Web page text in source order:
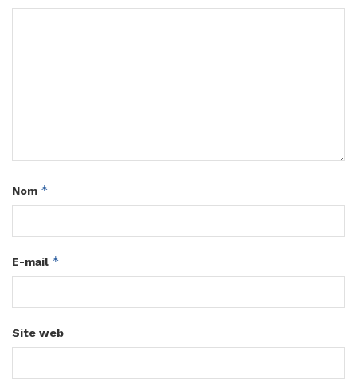
Nom *
E-mail *
Site web